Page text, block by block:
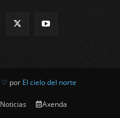
♡ por El cielo del norte
Noticias Axenda